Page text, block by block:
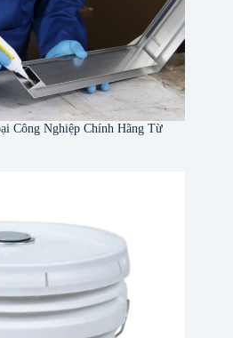
Công Nghiệp Chính Hãng Từ